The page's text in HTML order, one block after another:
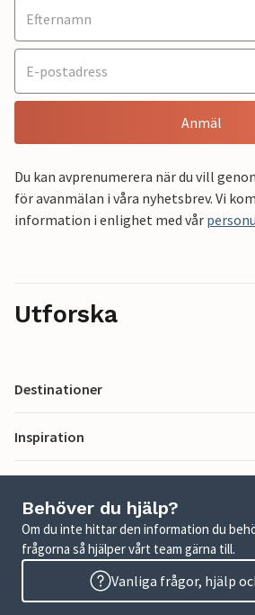
Anmäl
Du kan avprenumerera när du vill
för avanmälan i våra nyhetsbrev. Vi
information i enlighet med vår
Utforska
Destinationer
Inspiration
Behöver du hjälp?
Om du inte hittar den information du
frågorna så hjälper vårt team gärna till.
Vanliga frågor, hjälp